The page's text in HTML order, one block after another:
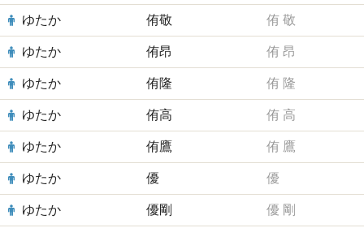
ゆたか 侑敬 侑 敬
ゆたか 侑昂 侑 昂
ゆたか 侑隆 侑 隆
ゆたか 侑高 侑 高
ゆたか 侑鷹 侑 鷹
ゆたか 優 優
ゆたか 優剛 優 剛